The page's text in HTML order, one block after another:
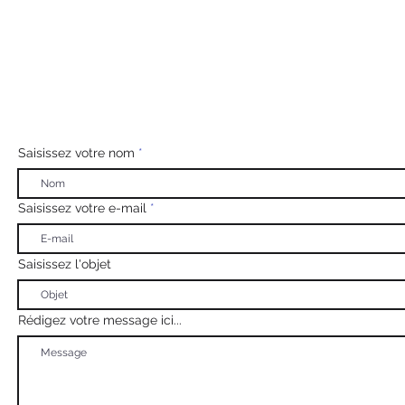
Saisissez votre nom
Saisissez votre e-mail
Saisissez l'objet
Rédigez votre message ici...